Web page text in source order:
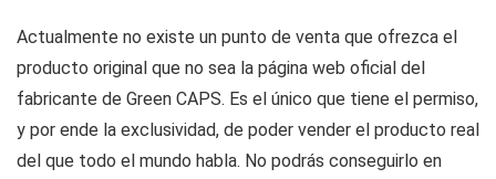
Actualmente no existe un punto de venta que ofrezca el
producto original que no sea la página web oficial del
fabricante de Green CAPS. Es el único que tiene el permiso,
y por ende la exclusividad, de poder vender el producto real
del que todo el mundo habla. No podrás conseguirlo en